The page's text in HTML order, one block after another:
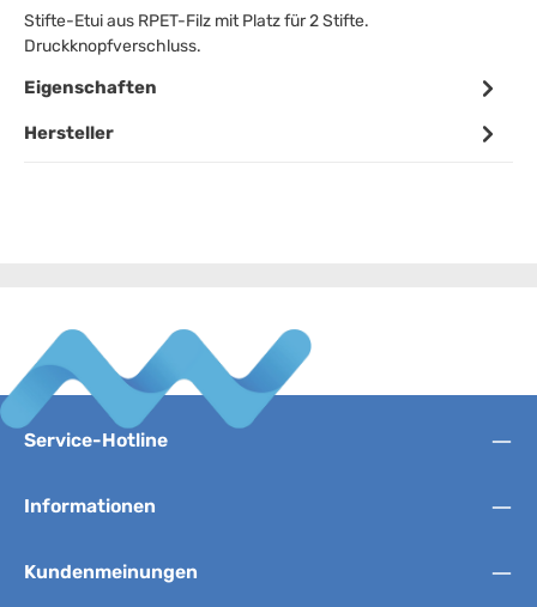
Stifte-Etui aus RPET-Filz mit Platz für 2 Stifte.
Druckknopfverschluss.
Eigenschaften
Hersteller
Service-Hotline
Informationen
Kundenmeinungen